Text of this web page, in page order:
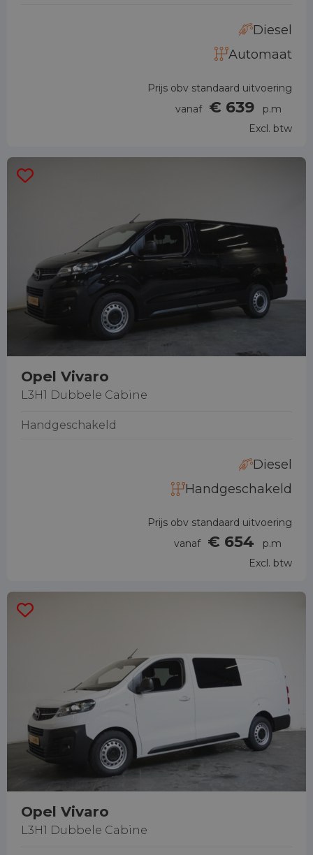
Diesel
Automaat
Prijs obv standaard uitvoering
vanaf € 639
p.m
Excl. btw
Opel Vivaro
L3H1 Dubbele Cabine
Handgeschakeld
Diesel
Handgeschakeld
Prijs obv standaard uitvoering
vanaf € 654
p.m
Excl. btw
Opel Vivaro
L3H1 Dubbele Cabine